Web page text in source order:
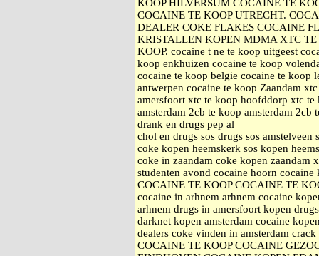
KOOP HILVERSUM COCAINE TE
COCAINE TE KOOP UTRECHT.
DEALER COKE FLAKES COCAINE
KRISTALLEN KOPEN MDMA XTC
KOOP. cocaine t ne te koop uitgeest
koop enkhuizen cocaine te koop
cocaine te koop belgie cocaine te koop
antwerpen cocaine te koop Zaandam
amersfoort xtc te koop hoofddorp xtc te
amsterdam 2cb te koop amsterdam 2cb
drank en drugs pep al
chol en drugs sos drugs sos amstelveen
coke kopen heemskerk sos kopen
coke in zaandam coke kopen zaandam
studenten avond cocaine hoorn
COCAINE TE KOOP COCAINE TE
cocaine in arhnem arhnem cocaine
arhnem drugs in amersfoort kopen
darknet kopen amsterdam cocaine
dealers coke vinden in amsterdam
COCAINE TE KOOP COCAINE